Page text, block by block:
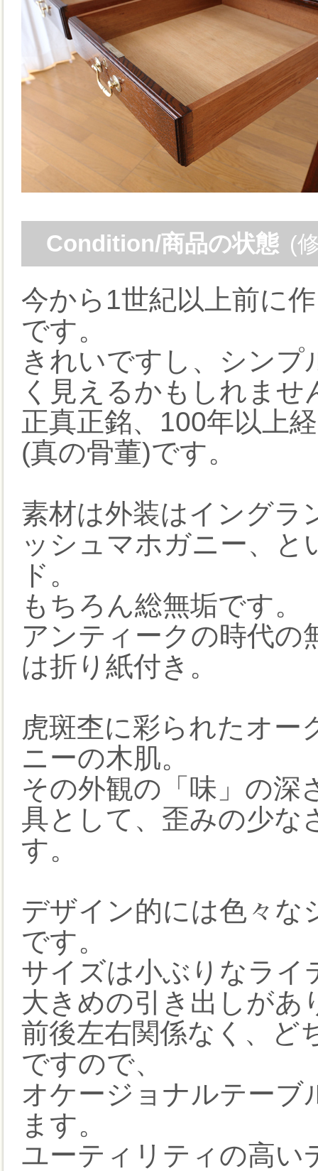
Condition/商品の状態 (
今から1世紀以上前に
です。
きれいですし、シン
く見えるかもしれませ
正真正銘、100年以上
(真の骨董)です。
素材は外装はイングラ
ッシュマホガニー、と
ド。
もちろん総無垢です。
アンティークの時代の
は折り紙付き。
虎斑杢に彩られたオー
ニーの木肌。
その外観の「味」の深
具として、歪みの少な
す。
デザイン的には色々な
です。
サイズは小ぶりなライ
大きめの引き出しがあ
前後左右関係なく、ど
ですので、
オケージョナルテーブ
ます。
ユーティリティの高い